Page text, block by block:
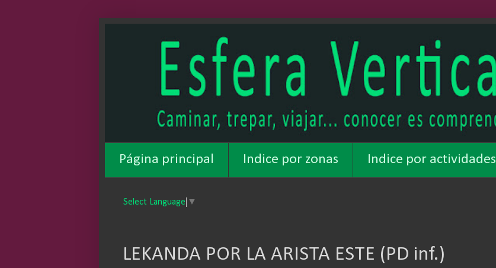
Página principal Indice por zonas Indice por actividades
Select Language ▼
LEKANDA POR LA ARISTA ESTE (PD inf.)